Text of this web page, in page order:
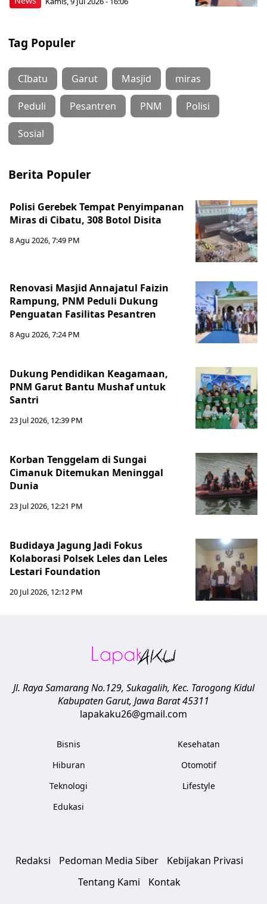
Tag Populer
CIbatu Garut Masjid miras
Peduli Pesantren PNM Polisi
Sosial
Berita Populer
Polisi Gerebek Tempat Penyimpanan
Miras di Cibatu, 308 Botol Disita
8 Agu 2026, 7:49 PM
Renovasi Masjid Annajatul Faizin
Rampung, PNM Peduli Dukung
Penguatan Fasilitas Pesantren
8 Agu 2026, 7:24 PM
Dukung Pendidikan Keagamaan,
PNM Garut Bantu Mushaf untuk
Santri
23 Jul 2026, 12:39 PM
Korban Tenggelam di Sungai
Cimanuk Ditemukan Meninggal
Dunia
23 Jul 2026, 12:21 PM
Budidaya Jagung Jadi Fokus
Kolaborasi Polsek Leles dan Leles
Lestari Foundation
20 Jul 2026, 12:12 PM
Jl. Raya Samarang No.129, Sukagalih, Kec. Tarogong Kidul
Kabupaten Garut, Jawa Barat45311
lapakaku26@gmail.com
Bisnis
Hiburan
Teknologi
Edukasi
Kesehatan
Otomotif
Lifestyle
Redaksi Pedoman Media Siber
Kebijakan Privasi
Tentang Kami
Kontak